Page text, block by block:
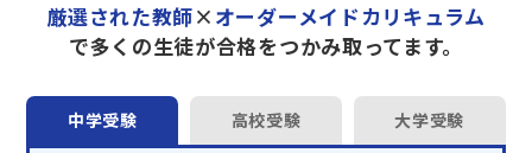
トライで一緒に“自己最高得点”を目指しません
か？
オンラインでの学習面談も承っております。
厳選された教師× オーダーメイドカリキュラム
で多くの生徒が合格をつかみ取ってます。
中学受験 高校受験 大学受験